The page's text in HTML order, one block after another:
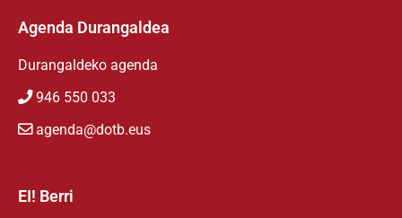
Agenda Durangaldea
Durangaldeko agenda
946 550 033
agenda@dotb.eus
EI! Berri